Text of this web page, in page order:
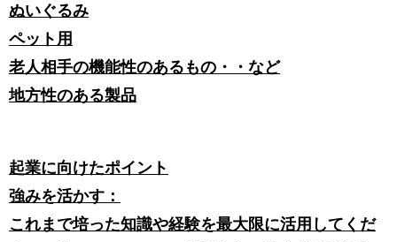
ぬいぐるみ
ペット用
老人相手の機能性のあるもの・・など
地方性のある製品
起業に向けたポイント
強みを活かす：
これまで培った知識や経験を最大限に活用してくだ